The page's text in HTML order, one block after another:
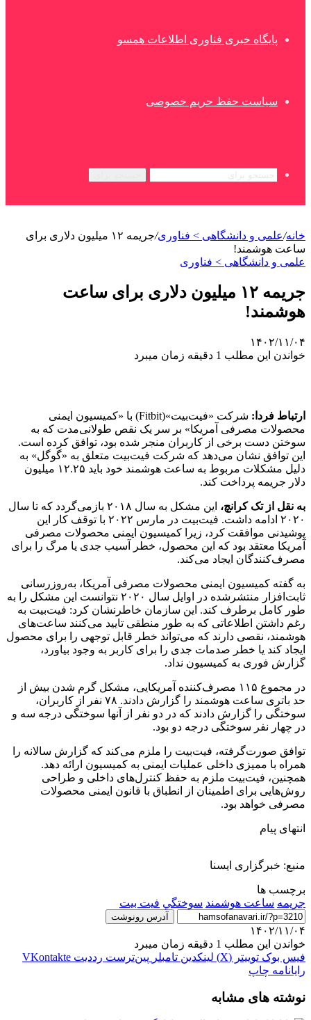
پایگاه خبری فناوری اطلاعات همسو
سیاست حفظ حریم خصوصی
خانه/علمی‌ و دانشگاهی > فناوری/
جریمه ۱۲ میلیون دلاری برای
ساعت هوشمند!
علمی‌ و دانشگاهی > فناوری
جریمه ۱۲ میلیون دلاری برای ساعت
هوشمند!
۱۴۰۲/۱۱/۰۴
خواندن این مطلب 1 دقیقه زمان میبرد
ارتباط فردا:
شرکت «فیت‌بیت»(Fitbit) با «کمیسیون ایمنی
محصولات مصرفی آمریکا» بر سر یک نقص طولانی‌مدت که به
سوختن دست برخی از کاربران منجر شده بود، توافق کرده است.
این توافق نشان می‌دهد که شرکت فیت‌بیت متعلق به «گوگل» به
دلیل مشکلات مربوط به ساعت هوشمند خود باید ۱۲.۲۵ میلیون
دلار جریمه پرداخت ‌کند.
به نقل از تک کرانچ،
این مشکل به سال ۲۰۱۸ بازمی‌گردد که تا سال
۲۰۲۰ ادامه داشت. فیت‌بیت در مارس ۲۰۲۲ با توقف کار این
پوشیدنی موافقت کرد، زیرا کمیسیون ایمنی محصولات مصرفی
آمریکا معتقد بود که این محصول، خطر آسیب جدی یا مرگ را برای
مصرف‌کنندگان ایجاد می‌کند.
به گفته کمیسیون ایمنی محصولات مصرفی آمریکا، به‌روزرسانی
ثابت‌افزار منتشرشده در اوایل سال ۲۰۲۰ نتوانست این مشکل را به
طور کامل برطرف کند. این سازمان خاطرنشان کرد: فیت‌بیت به
رغم داشتن اطلاعاتی که به طور منطقی تایید می‌کنند ساعت‌های
هوشمند، نقصی دارند که می‌تواند خطر قابل توجهی را برای محصول
ایجاد کند یا خطر صدمات جدی را برای کاربر به وجود بیاورد،
گزارش فوری به کمیسیون نداد.
در مجموع ۱۱۵ مصرف‌کننده آمریکایی، مشکل گرم شدن بیش از
حد باتری ساعت هوشمند را گزارش دادند. ۷۸ نفر از کاربران،
سوختگی را گزارش دادند که در دو نفر از آنها سوختگی درجه سه و
در چهار نفر سوختگی درجه دو بود.
توافق صورت‌گرفته، فیت‌بیت را ملزم می‌کند که گزارش سالانه را
همراه با ممیزی داخلی عملیات ایمنی به کمیسیون ارائه دهد.
همچنین، فیت‌بیت ملزم به حفظ کنترل‌های داخلی و طراحی
روش‌هایی برای اطمینان از انطباق با قانون ایمنی محصولات
مصرفی خواهد بود.
انتهای پیام
منبع: خبرگزاری ایسنا
برچسب ها
جريمه ساعت هوشمند سوختگي فیت بیت
آدرس رونوشت
۱۴۰۲/۱۱/۰۴
خواندن این مطلب 1 دقیقه زمان میبرد
فیس بوک توییتر (X) لینکدین ‫تامبلر ‫پین‌ترست ‫رددیت ‫VKontakte
رایانامه چاپ
نوشته های مشابه